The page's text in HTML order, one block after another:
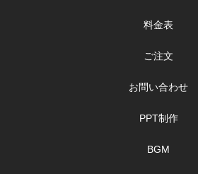
料金表
ご注文
お問い合わせ
PPT制作
BGM